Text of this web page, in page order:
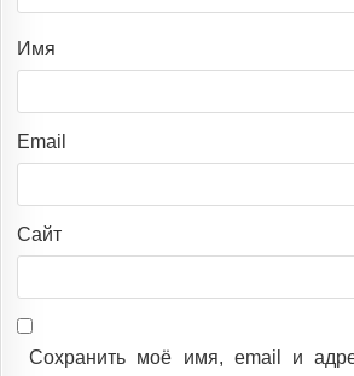
Имя
Email
Сайт
Сохранить моё имя, email и